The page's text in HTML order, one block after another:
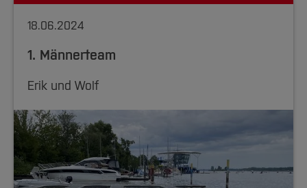
18.06.2024
1. Männerteam
Erik und Wolf